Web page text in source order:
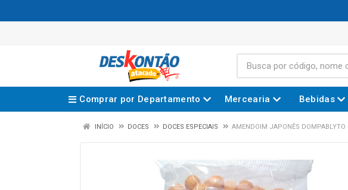
Comprar por Departamento Mercearia Bebidas
INÍCIO DOCES DOCES ESPECIAIS AMENDOIM JAPONÊS DOMPABLYTO